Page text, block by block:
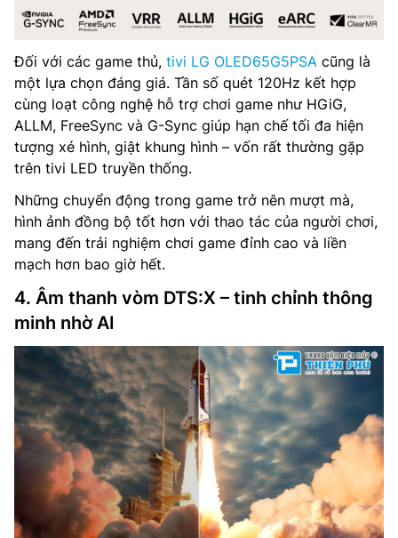
Đối với các game thủ, tivi LG OLED65G5PSA cũng là
một lựa chọn đáng giá. Tần số quét 120Hz kết hợp
cùng loạt công nghệ hỗ trợ chơi game như HGiG,
ALLM, FreeSync và G-Sync giúp hạn chế tối đa hiện
tượng xé hình, giật khung hình – vốn rất thường gặp
trên tivi LED truyền thống.
Những chuyển động trong game trở nên mượt mà,
hình ảnh đồng bộ tốt hơn với thao tác của người chơi,
mang đến trải nghiệm chơi game đỉnh cao và liền
mạch hơn bao giờ hết.
4. Âm thanh vòm DTS:X – tinh chỉnh thông
minh nhờ AI